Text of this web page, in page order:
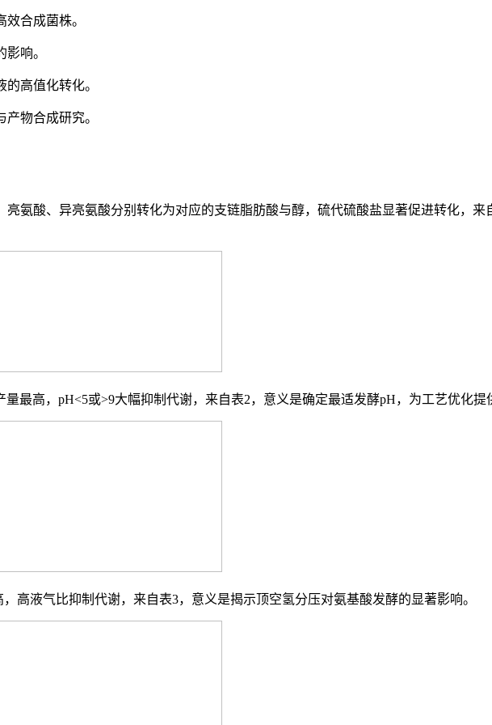
合成菌株。
响。
高值化转化。
物合成研究。
亮氨酸、异亮氨酸分别转化为对应的支链脂肪酸与醇，硫代硫酸盐显著促进转化，
量最高，pH<5或>9大幅抑制代谢，来自表2，意义是确定最适发酵pH，为工艺优化提
高液气比抑制代谢，来自表3，意义是揭示顶空氢分压对氨基酸发酵的显著影响。